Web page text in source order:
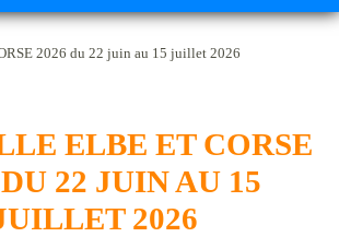
2026 du 22 juin au 15 juillet 2026
ELBE ET CORSE
22 JUIN AU 15
2026